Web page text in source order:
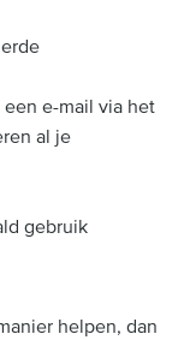
e-mail via het
al je
gebruik
helpen, dan